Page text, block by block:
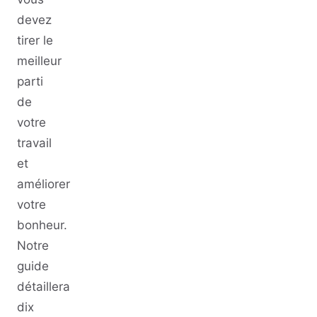
devez
tirer le
meilleur
parti
de
votre
travail
et
améliorer
votre
bonheur.
Notre
guide
détaillera
dix